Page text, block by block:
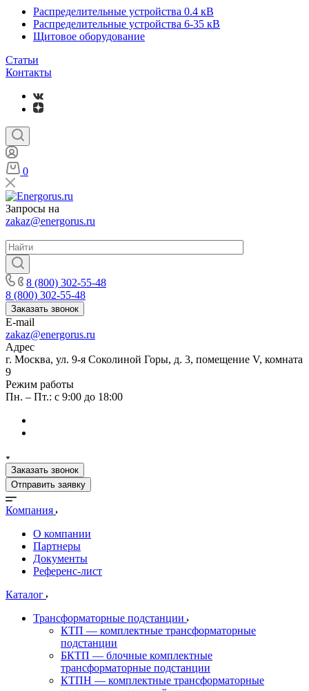
Распределительные устройства 0.4 кВ
Распределительные устройства 6-35 кВ
Щитовое оборудование
Статьи
Контакты
0
Запросы на
zakaz@energorus.ru
8 (800) 302-55-48
8 (800) 302-55-48
Заказать звонок
E-mail
zakaz@energorus.ru
Адрес
г. Москва, ул. 9-я Соколиной Горы, д. 3, помещение V, комната
9
Режим работы
Пн. – Пт.: с 9:00 до 18:00
Заказать звонок
Отправить заявку
Компания
О компании
Партнеры
Документы
Референс-лист
Каталог
Трансформаторные подстанции
КТП — комплектные трансформаторные
подстанции
БКТП — блочные комплектные
трансформаторные подстанции
КТПН — комплектные трансформаторные